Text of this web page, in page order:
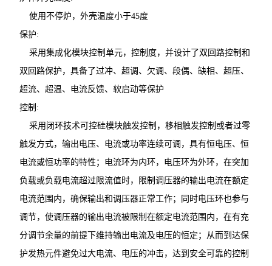
使用不停炉，外壳温度小于45度
保护:
采用集成化模块控制单元，控制度，并设计了双回路控制和
双回路保护，具备了过冲、超调、欠调、段偶、缺相、超压、
超流、超温、电流反馈、软启动等保护
控制:
采用闭环技术可控硅模块触发控制，移相触发控制或者过零
触发方式，输出电压、电流或功率连续可调，具有恒电压、恒
电流或恒功率的特性；电流环为内环，电压环为外环，在突加
负载或负载电流超过限流值时，限制调压器的输出电流在额定
电流范围内，确保输出和调压器正常工作；同时电压环也参与
调节，使调压器的输出电流被限制在额定电流范围内，在有充
分调节余量的前提下维持输出电流及电压的恒定；从而到达保
护发热元件避免过大电流、电压的冲击，达到安全可靠的控制